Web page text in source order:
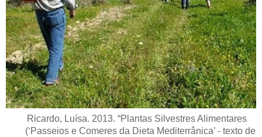
Ricardo, Luísa. 2013. “Plantas Silvestres Alimentares
(‘Passeios e Comeres da Dieta Mediterrânica’ - texto de